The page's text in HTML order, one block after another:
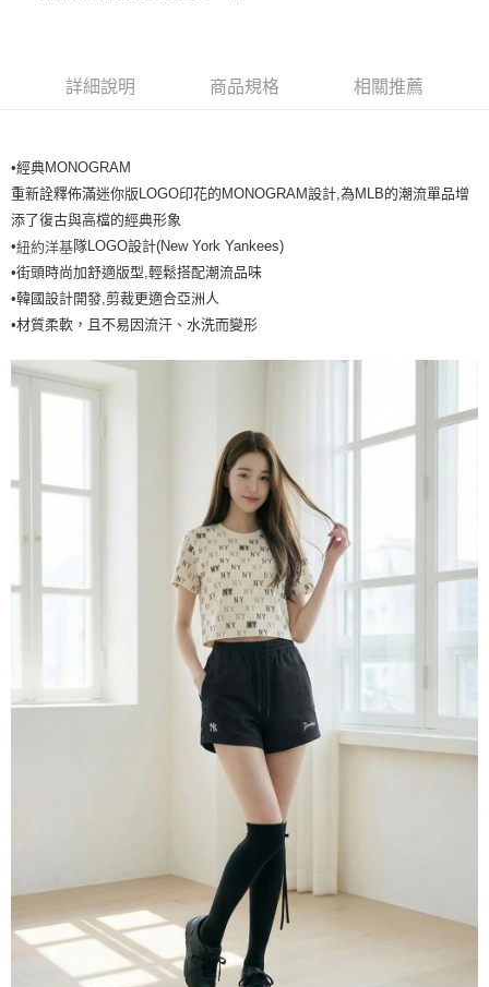
全家取貨付款<未取貨列黑名單/不支援離島取退>
全家取貨<不支援離島取退>
每筆NT$60，滿NT$499(含以上)免運費
7-11取貨付款<未取貨列黑名單/不支援離島取退>
每筆NT$60，滿NT$499(含以上)免運費
7-11取貨<不支援離島取退>
宅配滿699免運
詳細說明 商品規格 相關推薦
•經典MONOGRAM
重新詮釋佈滿迷你版LOGO印花的MONOGRAM設計,為MLB的潮流單品增
添了復古與高檔的經典形象
•紐約洋基隊LOGO設計(New York Yankees)
•街頭時尚加舒適版型,輕鬆搭配潮流品味
•韓國設計開發,剪裁更適合亞洲人
•材質柔軟，且不易因流汗、水洗而變形